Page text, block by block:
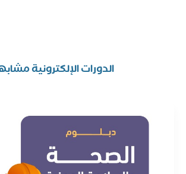
الدورات الإلكترونية